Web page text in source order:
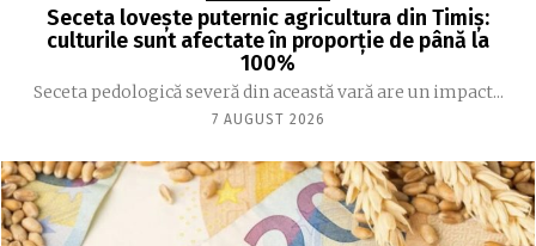
Seceta lovește puternic agricultura din Timiș:
culturile sunt afectate în proporție de până la
100%
Seceta pedologică severă din această vară are un impact...
7 AUGUST 2026